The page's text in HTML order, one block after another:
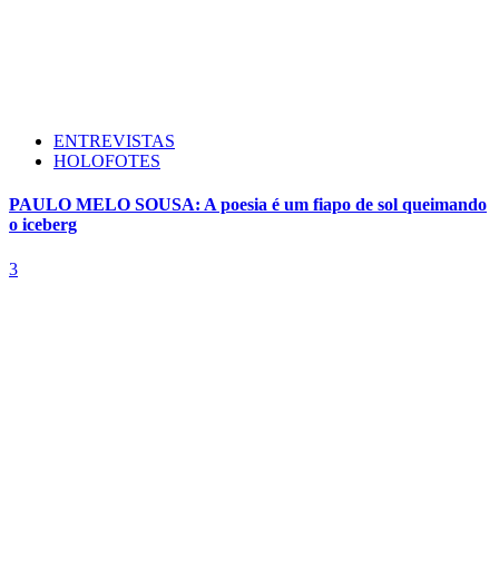
ENTREVISTAS
HOLOFOTES
PAULO MELO SOUSA: A poesia é um fiapo de sol queimando
o iceberg
3